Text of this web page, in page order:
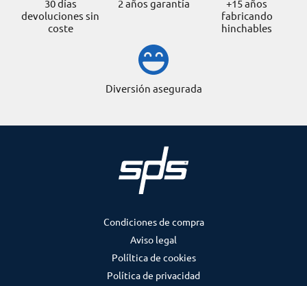
30 días
devoluciones sin
coste
2 años garantía
+15 años
fabricando
hinchables
Diversión asegurada
Condiciones de compra
Aviso legal
Políltica de cookies
Política de privacidad